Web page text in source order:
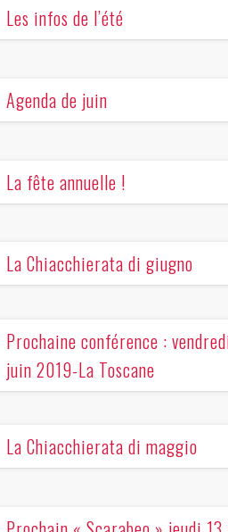
Les infos de l’été
Agenda de juin
La fête annuelle !
La Chiacchierata di giugno
Prochaine conférence :
juin 2019-La Toscane
La Chiacchierata di maggio